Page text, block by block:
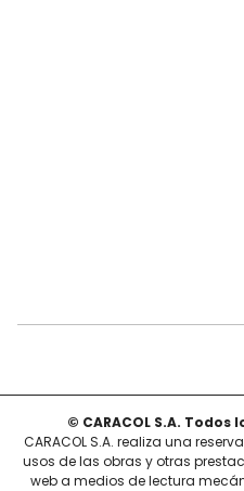
© CARACOL S.A.
CARACOL S.A. realiza una
usos de las obras y otras
web a medios de lectura